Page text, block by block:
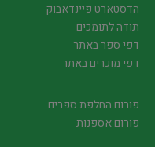
הדסטארט פיינדאבוק
תודה לתומכים
דפי ספר באתר
דפי מוכרים באתר
פורום החלפת ספרים
פורום אספנות